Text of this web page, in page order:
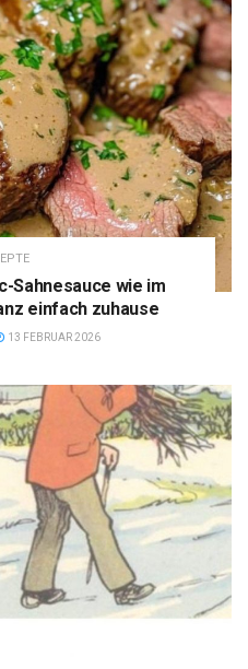
Sahnesauce wie im
einfach zuhause
13 FEBRUAR 2026